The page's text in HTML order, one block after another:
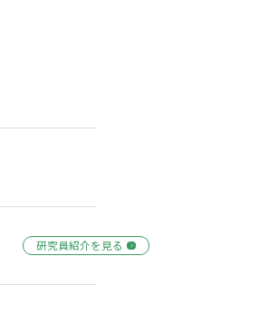
研究員紹介を見る